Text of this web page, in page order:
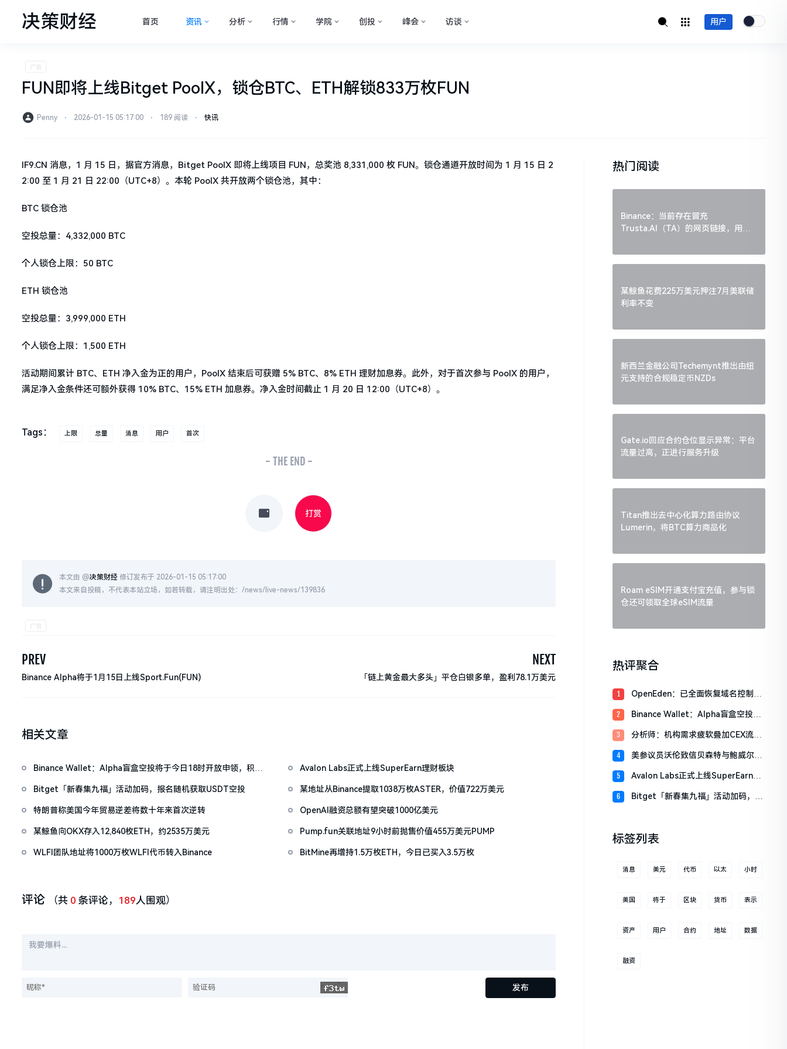
决策财经 首页 资讯 分析 行情 学院 创投 峰会 访谈 用户
FUN即将上线Bitget PoolX，锁仓BTC、ETH解锁833万枚FUN
Penny ⋅ 2026-01-15 05:17:00 ⋅ 189 阅读 ⋅ 快讯
IF9.CN 消息，1 月 15 日，据官方消息，Bitget PoolX 即将上线项目 FUN，总奖池 8,331,000 枚 FUN。锁仓通道开放时间为 1 月 15 日 2
2:00 至 1 月 21 日 22:00（UTC+8）。本轮 PoolX 共开放两个锁仓池，其中：
BTC 锁仓池
空投总量：4,332,000 BTC
个人锁仓上限：50 BTC
ETH 锁仓池
空投总量：3,999,000 ETH
个人锁仓上限：1,500 ETH
活动期间累计 BTC、ETH 净入金为正的用户，PoolX 结束后可获赠 5% BTC、8% ETH 理财加息券。此外，对于首次参与 PoolX 的用户，
满足净入金条件还可额外获得 10% BTC、15% ETH 加息券。净入金时间截止 1 月 20 日 12:00（UTC+8）。
Tags： 上限 总量 消息 用户 首次
- THE END -
打赏
本文由 @决策财经 修订发布于 2026-01-15 05:17:00
本文来自投稿，不代表本站立场，如若转载，请注明出处：/news/live-news/139836
PREV
Binance Alpha将于1月15日上线Sport.Fun(FUN)
NEXT
「链上黄金最大多头」平仓白银多单，盈利78.1万美元
相关文章
Binance Wallet：Alpha盲盒空投将于今日18时开放申领，积分
Avalon Labs正式上线SuperEarn理财板块
Bitget「新春集九福」活动加码，报名随机获取USDT空投 某地址从Binance提取1038万枚ASTER，价值722万美元
特朗普称美国今年贸易逆差将数十年来首次逆转 OpenAI融资总额有望突破1000亿美元
某鲸鱼向OKX存入12,840枚ETH，约2535万美元 Pump.fun关联地址9小时前抛售价值455万美元PUMP
WLFI团队地址将1000万枚WLFI代币转入Binance BitMine再增持1.5万枚ETH，今日已买入3.5万枚
评论 （共 0 条评论， 189人围观）
发布
热门阅读
Binance：当前存在冒充
Trusta.AI（TA）的网页链接，用户
某鲸鱼花费225万美元押注7月美联储
利率不变
新西兰金融公司Techemynt推出由纽
元支持的合规稳定币NZDs
Gate.io回应合约仓位显示异常：平台
流量过高，正进行服务升级
Titan推出去中心化算力路由协议
Lumerin，将BTC算力商品化
Roam eSIM开通支付宝充值，参与锁
仓还可领取全球eSIM流量
热评聚合
1
OpenEden：已全面恢复域名控制，
2
Binance Wallet：Alpha盲盒空投将
分
3
分析师：机构需求疲软叠加CEX流入
4
美参议员沃伦致信贝森特与鲍威尔，
行业
5
Avalon Labs正式上线SuperEarn理
6
Bitget「新春集九福」活动加码，报
标签列表
消息 美元 代币 以太 小时
美国 将于 区块 货币 表示
资产 用户 合约 地址 数据
融资